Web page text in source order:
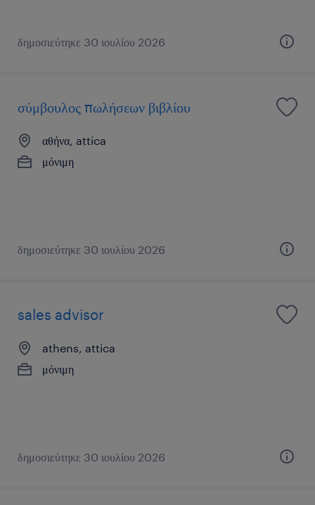
δημοσιεύτηκε 30 ιουλίου 2026
σύμβουλος πωλήσεων βιβλίου
αθήνα, attica
μόνιμη
δημοσιεύτηκε 30 ιουλίου 2026
sales advisor
athens, attica
μόνιμη
δημοσιεύτηκε 30 ιουλίου 2026